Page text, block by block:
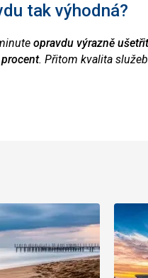
tak výhodná?
opravdu výrazně ušetřit
. Přitom kvalita